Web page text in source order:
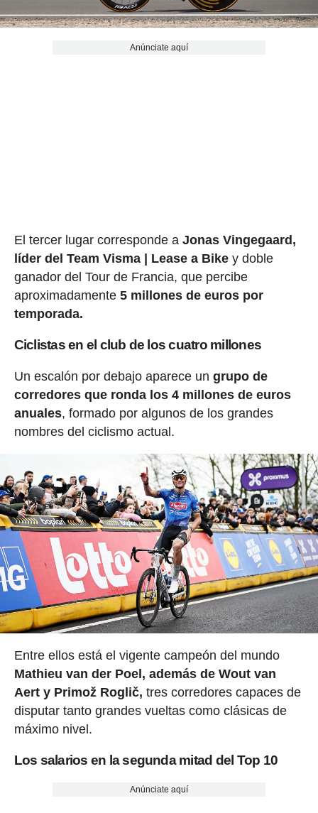
Anúnciate aquí
El tercer lugar corresponde a Jonas Vingegaard,
líder del Team Visma | Lease a Bikey doble
ganador del Tour de Francia, que percibe
aproximadamente 5 millones de euros por
temporada.
Ciclistas en el club de los cuatro millones
Un escalón por debajo aparece un grupo de
corredores que ronda los 4 millones de euros
anuales, formado por algunos de los grandes
nombres del ciclismo actual.
Entre ellos está el vigente campeón del mundo
Mathieu van der Poel, además de Wout van
Aert y Primož Roglič, tres corredores capaces de
disputar tanto grandes vueltas como clásicas de
máximo nivel.
Los salarios en la segunda mitad del Top 10
Anúnciate aquí